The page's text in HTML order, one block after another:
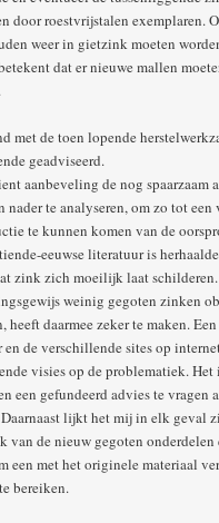
door roestvrijstalen exemplaren.
weer in gietzink moeten
dat er nieuwe mallen
met de toen lopende
geadviseerd.
aanbeveling de nog spaarzaam
nader te analyseren, om zo tot
te kunnen komen van de
eeuwse literatuur is
zink zich moeilijk laat
weinig gegoten zinken
heeft daarmee zeker te maken.
de verschillende sites op
visies op de problematiek. Het
een gefundeerd advies te vragen
lijkt het mij in elk geval
van de nieuw gegoten onderdelen
een met het originele materiaal
bereiken.